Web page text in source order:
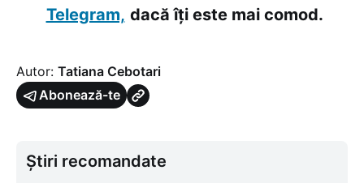
Telegram, dacă îți este mai comod.
Autor: Tatiana Cebotari
Abonează-te
Știri recomandate